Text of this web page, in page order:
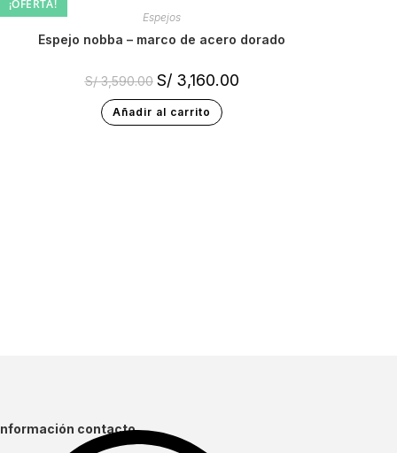
¡OFERTA!
Espejos
espejo nobba – marco de acero dorado
S/3,590.00 S/3,160.00
Añadir al carrito
contacto